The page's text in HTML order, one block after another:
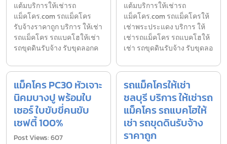
แต้มบริการให้เช่ารถ
แม็คโคร.com รถแม็คโคร
รับจ้างราคาถูก บริการ ให้เช่า
รถแม็คโคร รถแบคโฮให้เช่า
รถขุดดินรับจ้าง รับขุดลอกค
แต้มบริการให้เช่ารถ
แม็คโคร.com รถแม็คโครให้
เช่าพระประแดง บริการ ให้
เช่ารถแม็คโคร รถแบคโฮให้
เช่า รถขุดดินรับจ้าง รับขุดลอ
แม็คโคร PC30 หัวเจาะ
นิคมบางปู พร้อมใบ
เซอร์ ใบขับขี่คนขับ
เซฟตี้ 100%
Post Views: 607
รถแม็คโครให้เช่า
ชลบุรี บริการ ให้เช่ารถ
แม็คโคร รถแบคโฮให้
เช่า รถขุดดินรับจ้าง
ราคาถูก